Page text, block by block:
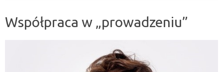
Współpraca w „prowadzeniu”